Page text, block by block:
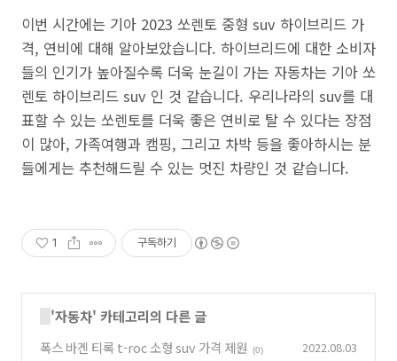
이번 시간에는 기아 2023 쏘렌토 중형 suv 하이브리드 가
격, 연비에 대해 알아보았습니다. 하이브리드에 대한 소비자
들의 인기가 높아질수록 더욱 눈길이 가는 자동차는 기아 쏘
렌토 하이브리드 suv 인 것 같습니다. 우리나라의 suv를 대
표할 수 있는 쏘렌토를 더욱 좋은 연비로 탈 수 있다는 장점
이 많아, 가족여행과 캠핑, 그리고 차박 등을 좋아하시는 분
들에게는 추천해드릴 수 있는 멋진 차량인 것 같습니다.
1 구독하기
'자동차' 카테고리의 다른 글
폭스 바겐 티록 t-roc 소형 suv 가격 제원 (0) 2022.08.03